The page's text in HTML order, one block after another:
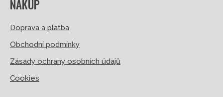
NÁKUP
Doprava a platba
Obchodní podmínky
Zásady ochrany osobních údajů
Cookies